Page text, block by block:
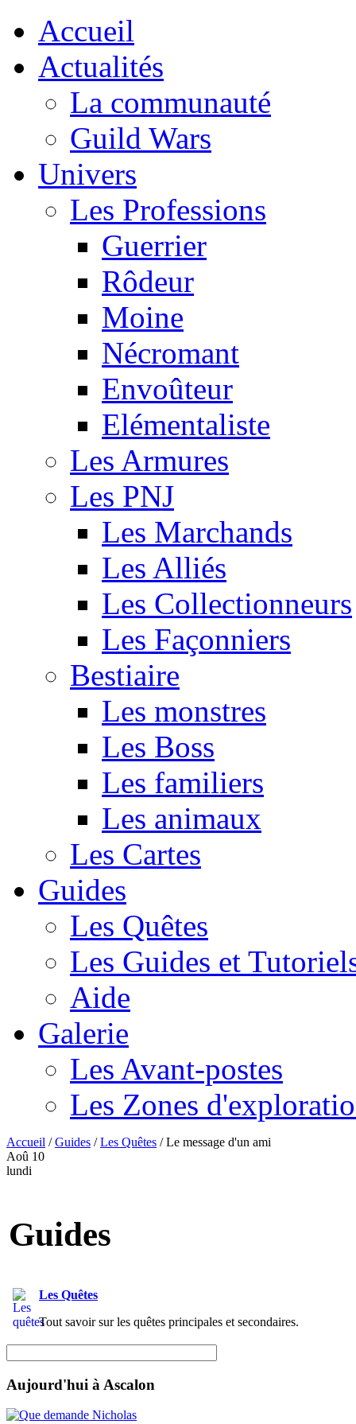
Accueil
Actualités
La communauté
Guild Wars
Univers
Les Professions
Guerrier
Rôdeur
Moine
Nécromant
Envoûteur
Elémentaliste
Les Armures
Les PNJ
Les Marchands
Les Alliés
Les Collectionneurs
Les Façonniers
Bestiaire
Les monstres
Les Boss
Les familiers
Les animaux
Les Cartes
Guides
Les Quêtes
Les Guides et
Aide
Galerie
Les Avant-postes
Les Zones
Accueil /Guides /Les Quêtes /Le message d'un ami
Aoû 10
lundi
Guides
Les Quêtes
Tout savoir sur les quêtes principales et secondaires.
Aujourd'hui à Ascalon